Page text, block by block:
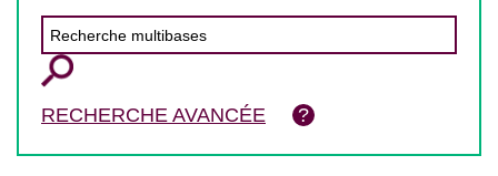
RECHERCHE AVANCÉE